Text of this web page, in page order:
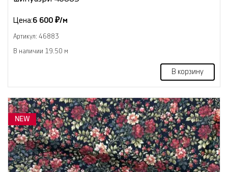
Цена:6 600 ₽/м
Артикул: 46883
В наличии 19.50 м
В корзину
NEW